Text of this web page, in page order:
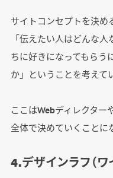
サイトコンセプトを決め
「伝えたい人はどんな
ちに好きになってもらう
か」ということを考えて
ここはWebディレクター
全体で決めていくことに
4.デザインラフ（